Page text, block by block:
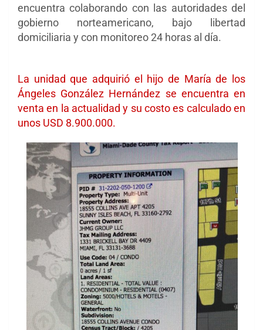
encuentra colaborando con las autoridades del
gobierno norteamericano, bajo libertad
domiciliaria y con monitoreo 24 horas al día.
La unidad que adquirió el hijo de María de los
Ángeles González Hernández se encuentra en
venta en la actualidad y su costo es calculado en
unos USD 8.900.000.